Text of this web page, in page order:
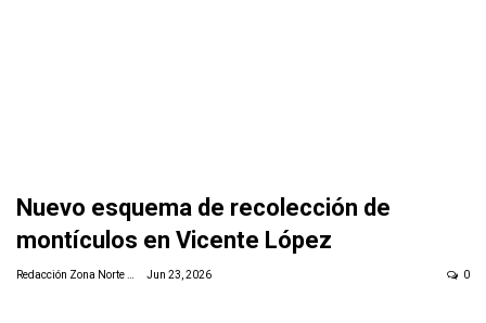
Nuevo esquema de recolección de
montículos en Vicente López
Redacción Zona Norte Daily Jun 23, 2026 0